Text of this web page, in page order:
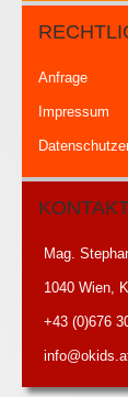
Anfrage
Impressum
Mag.
1040 Wien,
+43 (0)676